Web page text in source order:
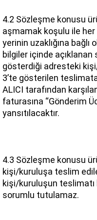
4.2 Sözleşme konusu
aşmamak koşulu ile her
yerinin uzaklığına
bilgiler içinde
gösterdiği adresteki
3’te gösterilen
ALICI tarafından
faturasına “Gönderim
yansıtılacaktır.
4.3 Sözleşme konusu
kişi/kuruluşa teslim
kişi/kuruluşun
sorumlu tutulamaz.